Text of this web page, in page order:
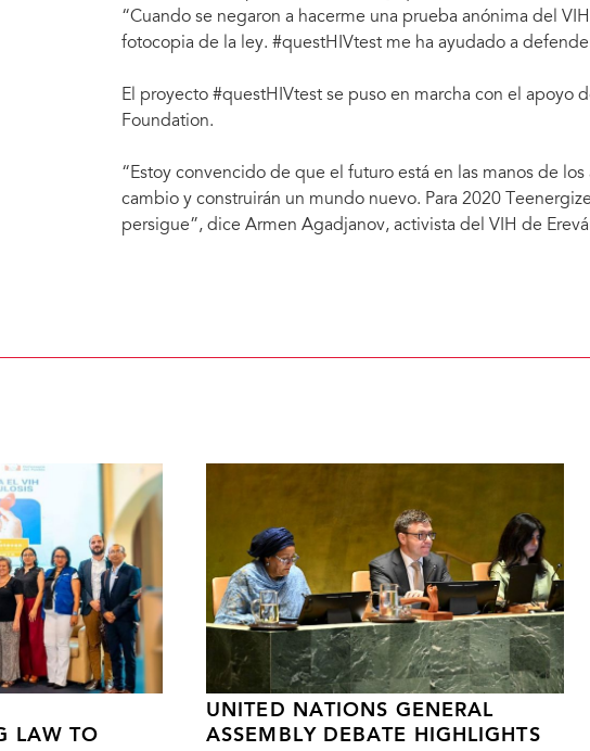
“Cuando se negaron a hacerme una prueba anónima del
fotocopia de la ley. #questHIVtest me ha ayudado a
El proyecto #questHIVtest se puso en marcha con el apoyo
Foundation.
“Estoy convencido de que el futuro está en las manos de
cambio y construirán un mundo nuevo. Para 2020
persigue”, dice Armen Agadjanov, activista del VIH de
LAW TO
UNITED NATIONS GENERAL
ASSEMBLY DEBATE HIGHLIGHTS